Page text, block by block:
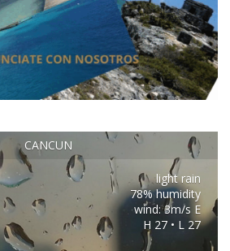
CANCUN
light rain
78% humidity
wind: 3m/s E
H 27 • L 27